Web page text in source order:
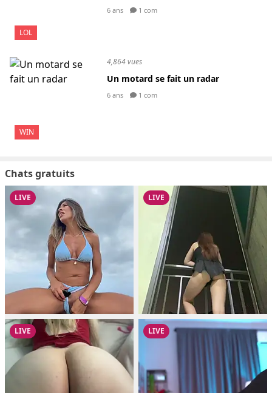
LOL
6 ans 1 com
WIN
4,864 vues
Un motard se fait un radar
6 ans 1 com
Chats gratuits